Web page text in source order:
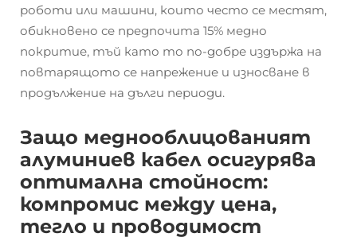
роботи или машини, които често се местят,
обикновено се предпочита 15% медно
покритие, тъй като то по-добре издържа на
повтарящото се напрежение и износване в
продължение на дълги периоди.
Защо меднооблицованият
алуминиев кабел осигурява
оптимална стойност:
компромис между цена,
тегло и проводимост